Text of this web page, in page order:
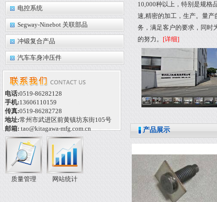
电控系统
Segway-Ninebot 关联部品
冲锻复合产品
汽车车身冲压件
电话:0519-86282128
手机:13606110159
传真:0519-86282728
地址:常州市武进区前黄镇坊东街105号
邮箱:tao@kitagawa-mfg.com.cn
质量管理 网站统计
10,000种以上，特别是规格
速,精密的加工，生产。量
务，满足客户的要求，同时
的努力。 [详细]
产品展示